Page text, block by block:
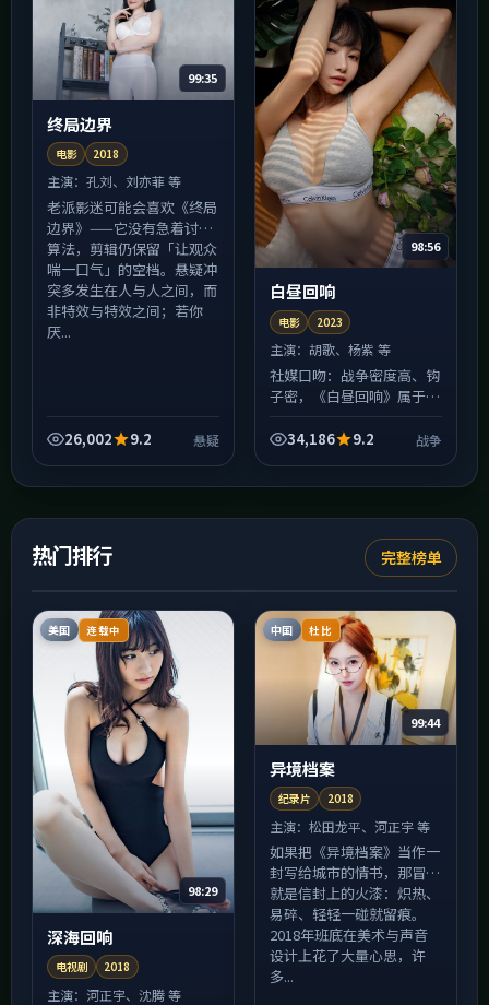
99:35
终局边界
电影 2018
主演：孔刘、刘亦菲 等
老派影迷可能会喜欢《终局
边界》——它没有急着讨好
算法，剪辑仍保留「让观众
喘一口气」的空档。悬疑冲
突多发生在人与人之间，而
非特效与特效之间；若你
厌...
26,002 9.2 悬疑
98:56
白昼回响
电影 2023
主演：胡歌、杨紫 等
社媒口吻：战争密度高、钩
子密，《白昼回响》属于
那类电影。友情提醒：每集
34,186 9.2 战争
热门排行 完整榜单
美国 连载中
98:29
深海回响
电视剧 2018
主演：河正宇、沈腾 等
中国 杜比
99:44
异境档案
纪录片 2018
主演：松田龙平、河正宇 等
如果把《异境档案》当作一
封写给城市的情书，那冒险
就是信封上的火漆：炽热、
易碎、轻轻一碰就留痕。
2018年班底在美术与声音
设计上花了大量心思，许
多...